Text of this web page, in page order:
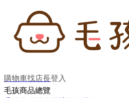
購物車找店長登入
毛孩商品總覽